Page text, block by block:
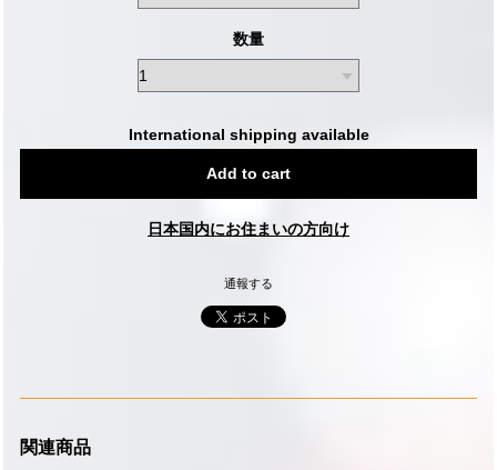
数量
International shipping available
Add to cart
日本国内にお住まいの方向け
通報する
関連商品